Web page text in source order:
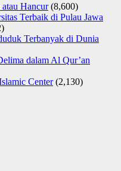
Hancur (8,600)
Terbaik di Pulau Jawa
Terbanyak di Dunia
dalam Al Qur’an
Center (2,130)